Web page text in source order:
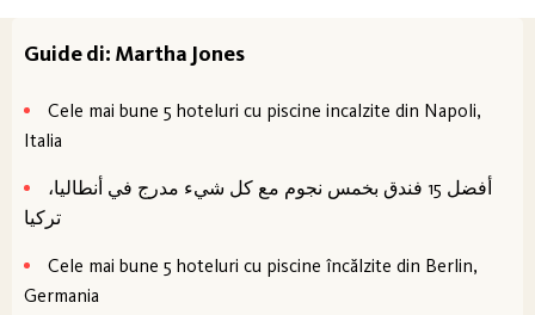
Guide di: Martha Jones
Cele mai bune 5 hoteluri cu piscine incalzite din Napoli,
Italia
أفضل 15 فندق بخمس نجوم مع كل شيء مدرج في أنطاليا،
تركيا
Cele mai bune 5 hoteluri cu piscine încălzite din Berlin,
Germania